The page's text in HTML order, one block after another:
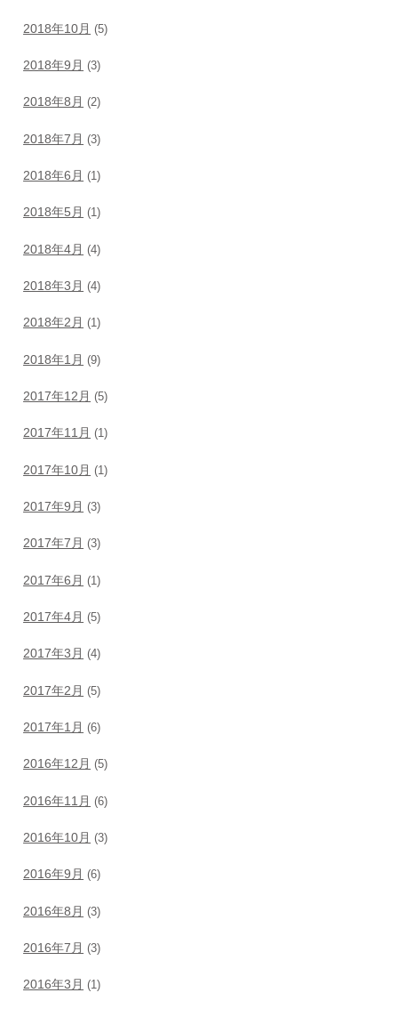
2018年10月 (5)
2018年9月 (3)
2018年8月 (2)
2018年7月 (3)
2018年6月 (1)
2018年5月 (1)
2018年4月 (4)
2018年3月 (4)
2018年2月 (1)
2018年1月 (9)
2017年12月 (5)
2017年11月 (1)
2017年10月 (1)
2017年9月 (3)
2017年7月 (3)
2017年6月 (1)
2017年4月 (5)
2017年3月 (4)
2017年2月 (5)
2017年1月 (6)
2016年12月 (5)
2016年11月 (6)
2016年10月 (3)
2016年9月 (6)
2016年8月 (3)
2016年7月 (3)
2016年3月 (1)